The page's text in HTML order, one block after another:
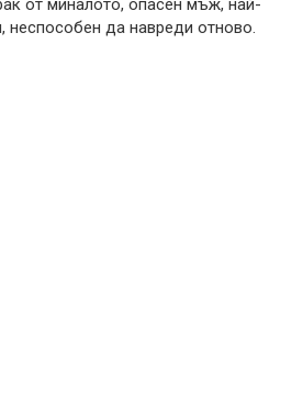
от миналото, опасен мъж, най-
неспособен да навреди отново.